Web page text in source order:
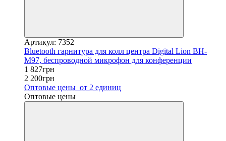
Артикул: 7352
Bluetooth гарнитура для колл центра Digital Lion BH-
M97, беспроводной микрофон для конференции
1 827грн
2 200грн
Оптовые цены от 2 единиц
Оптовые цены